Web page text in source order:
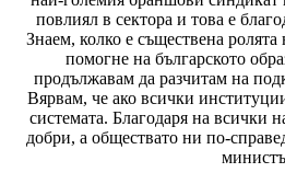
повлиял в сектора и това е
Знаем, колко е съществена
помогне на българското
продължавам да разчитам на
Вярвам, че ако всички
системата. Благодаря на всички
добри, а обществато ни по-